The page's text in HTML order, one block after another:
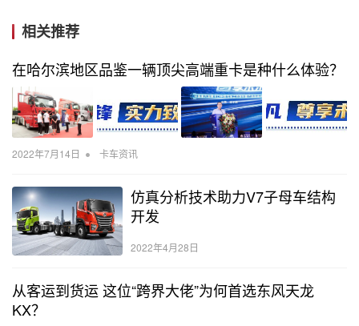
相关推荐
在哈尔滨地区品鉴一辆顶尖高端重卡是种什么体验？
2022年7月14日 • 卡车资讯
仿真分析技术助力V7子母车结构
开发
2022年4月28日
从客运到货运 这位“跨界大佬”为何首选东风天龙
KX？